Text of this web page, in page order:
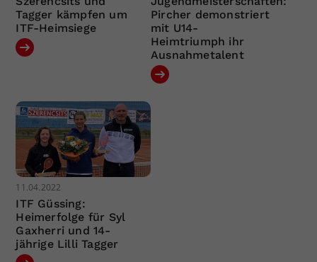
Tagger kämpfen um
ITF-Heimsiege
Pircher demonstriert
mit U14-
Heimtriumph ihr
Ausnahmetalent
11.04.2022
ITF Güssing:
Heimerfolge für Syl
Gaxherri und 14-
jährige Lilli Tagger